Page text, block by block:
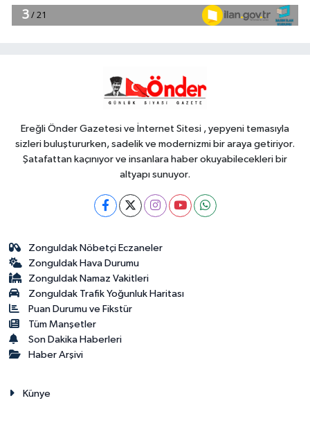
17:15
kritik ziyaret
Ereğli Önder Gazetesi ve İnternet Sitesi , yepyeni temasıyla
sizleri buluştururken, sadelik ve modernizmi bir araya getiriyor.
Şatafattan kaçınıyor ve insanlara haber okuyabilecekleri bir
altyapı sunuyor.
Zonguldak Nöbetçi Eczaneler
Zonguldak Hava Durumu
Zonguldak Namaz Vakitleri
Zonguldak Trafik Yoğunluk Haritası
Puan Durumu ve Fikstür
Tüm Manşetler
Son Dakika Haberleri
Haber Arşivi
Künye